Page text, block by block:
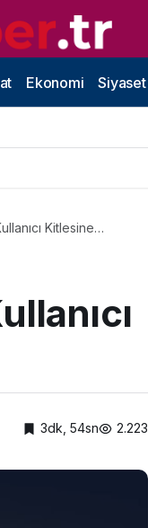
Ekonomi Siyaset
Kitlesine
3dk, 54sn 2.223